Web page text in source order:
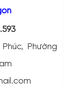
Phường